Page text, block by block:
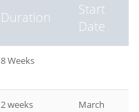
Duration
Start
Date
8 Weeks
2 weeks
March